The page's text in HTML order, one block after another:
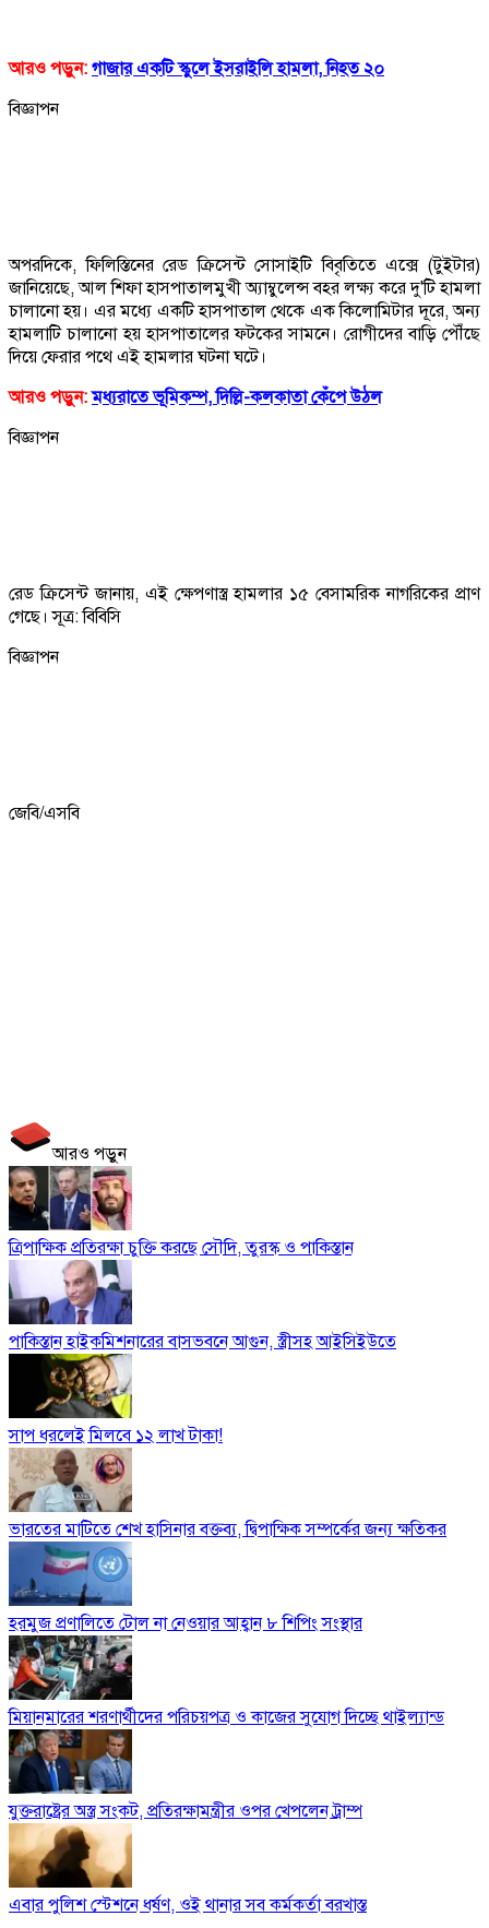
আরও পড়ুন: গাজার একটি স্কুলে ইসরাইলি হামলা, নিহত ২০
বিজ্ঞাপন
অপরদিকে, ফিলিস্তিনের রেড ক্রিসেন্ট সোসাইটি বিবৃতিতে এক্সে (টুইটার)
জানিয়েছে, আল শিফা হাসপাতালমুখী অ্যাম্বুলেন্স বহর লক্ষ্য করে দু'টি হামলা
চালানো হয়। এর মধ্যে একটি হাসপাতাল থেকে এক কিলোমিটার দূরে, অন্য
হামলাটি চালানো হয় হাসপাতালের ফটকের সামনে। রোগীদের বাড়ি পৌঁছে
দিয়ে ফেরার পথে এই হামলার ঘটনা ঘটে।
আরও পড়ুন:মধ‍্যরাতে ভূমিকম্প, দিল্লি-কলকাতা কেঁপে উঠল
বিজ্ঞাপন
রেড ক্রিসেন্ট জানায়, এই ক্ষেপণাস্ত্র হামলার ১৫ বেসামরিক নাগরিকের প্রাণ
গেছে। সূত্র: বিবিসি
বিজ্ঞাপন
জেবি/এসবি
আরও পড়ুন
ত্রিপাক্ষিক প্রতিরক্ষা চুক্তি করছে সৌদি, তুরস্ক ও পাকিস্তান
পাকিস্তান হাইকমিশনারের বাসভবনে আগুন, স্ত্রীসহ আইসিইউতে
সাপ ধরলেই মিলবে ১২ লাখ টাকা!
ভারতের মাটিতে শেখ হাসিনার বক্তব্য, দ্বিপাক্ষিক সম্পর্কের জন্য ক্ষতিকর
হরমুজ প্রণালিতে টোল না নেওয়ার আহ্বান ৮ শিপিং সংস্থার
মিয়ানমারের শরণার্থীদের পরিচয়পত্র ও কাজের সুযোগ দিচ্ছে থাইল্যান্ড
যুক্তরাষ্ট্রের অস্ত্র সংকট, প্রতিরক্ষামন্ত্রীর ওপর খেপলেন ট্রাম্প
এবার পুলিশ স্টেশনে ধর্ষণ, ওই থানার সব কর্মকর্তা বরখাস্ত